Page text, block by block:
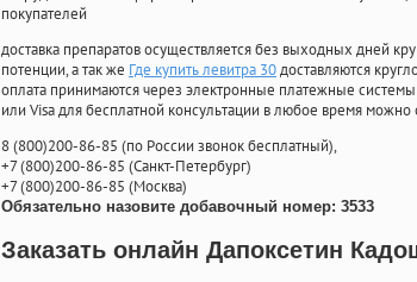
покупателей
доставка препаратов осуществляется без выходных дней
потенции, а так же Где купить левитра 30доставляются
оплата принимаются через электронные платежные
или Visa для бесплатной консультации в любое время можно
8(800)200-86-85 (по России звонок бесплатный),
+7(800)200-86-85 (Санкт-Петербург)
+7(800)200-86-85 (Москва)
Обязательно назовите добавочный номер: 3533
Заказать онлайн Дапоксетин